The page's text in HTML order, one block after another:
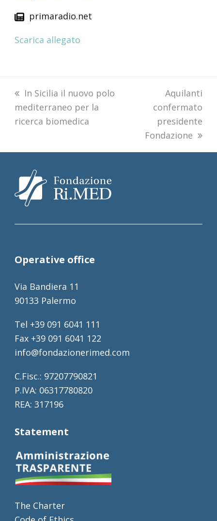
primaradio.net
Scarica allegato
previous
post:
In Sicilia il nuovo polo
mediterraneo per la
ricerca biomedica
next
post:
Aquilanti
confermato
presidente
Fondazione
Operative office
Via Bandiera 11
90133 Palermo
Tel +39 091 6041 111
Fax +39 091 6041 122
info@fondazionerimed.com
C.Fisc.: 97207790821
P.IVA: 06317780820
REA: 317196
Statement
The Charter